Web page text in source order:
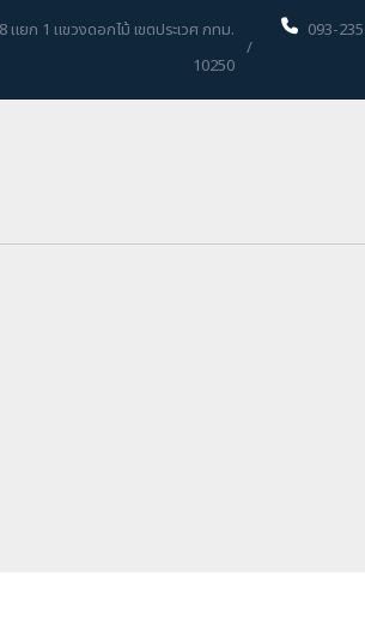
แยก 1 แขวงดอกไม้ เขตประเวศ กทม.
10250
/
093-